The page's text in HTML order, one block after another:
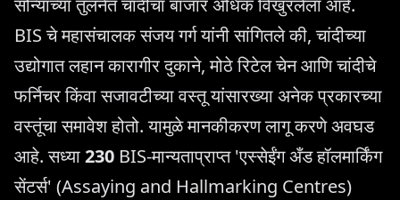
सोन्याच्या तुलनेत चांदीचा बाजार अधिक विखुरलेला आहे.
BIS चे महासंचालक संजय गर्ग यांनी सांगितले की, चांदीच्या
उद्योगात लहान कारागीर दुकाने, मोठे रिटेल चेन आणि चांदीचे
फर्निचर किंवा सजावटीच्या वस्तू यांसारख्या अनेक प्रकारच्या
वस्तूंचा समावेश होतो. यामुळे मानकीकरण लागू करणे अवघड
आहे. सध्या230 BIS-मान्यताप्राप्त 'एस्सेईंग अँड हॉलमार्किंग
सेंटर्स' (Assaying and Hallmarking Centres)